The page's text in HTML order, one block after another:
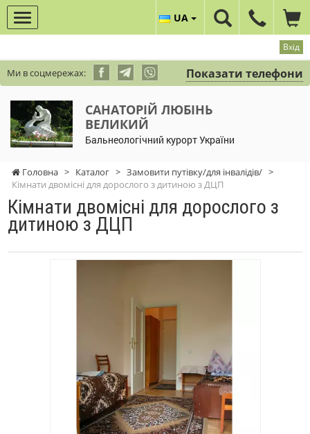
Вхід
Ми в соцмережах: Показати телефони
САНАТОРІЙ ЛЮБІНЬ
ВЕЛИКИЙ
Бальнеологічний курорт України
UA
Головна > Каталог > Замовити путівку/для інвалідів/ >
Кімнати двомісні для дорослого з дитиною з ДЦП
Кімнати двомісні для дорослого з
дитиною з ДЦП